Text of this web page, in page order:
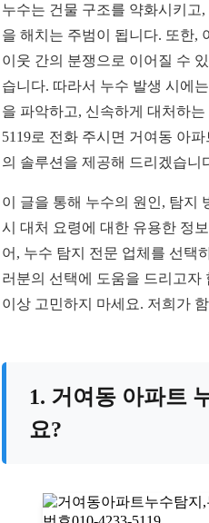
누수는 건물 구조를 약화시키고
을 해치는 주범이 됩니다. 또한,
이웃 간의 분쟁으로 이어질 수
습니다. 따라서 누수 발생 시에
을 파악하고, 신속하게 대처하는
5119로 전화 주시면 거여동 아
의 솔루션을 제공해 드리겠습니
이 글을 통해 누수의 원인, 탐지
시 대처 요령에 대한 유용한 정
어, 누수 탐지 전문 업체를 선택
러분의 선택에 도움을 드리고자
이상 고민하지 마세요. 저희가
1. 거여동 아파트
요?